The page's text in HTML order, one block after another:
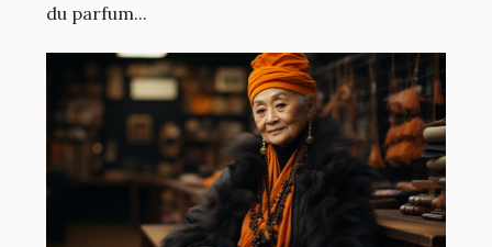
du parfum...